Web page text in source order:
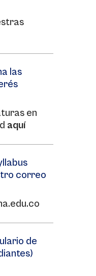
las
en
aquí
correo
de